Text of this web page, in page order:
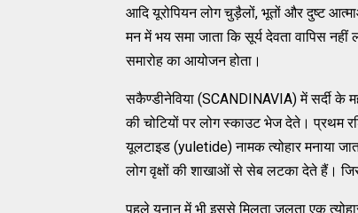
आदि यूरोपियन लोग चुड़ैलों, भूतों और दुष्ट
मन में भय समा जाता कि सूर्य देवता वापिस नहीं
समारोह का आयोजन होता।
सकैण्डीनेविया (SCANDINAVIA) में सर्दी के
की चोटियों पर लोग स्काउट भेज देते। प्रथम
यूलटाइड (yuletide) नामक त्योहार मनाया
लोग वृक्षों की शाखाओं से सेब लटका देते हैं।
पहले यूनान में भी इससे मिलता जुलता एक